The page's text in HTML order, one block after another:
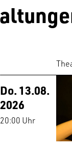
Do. 13.08.
2026
20:00 Uhr